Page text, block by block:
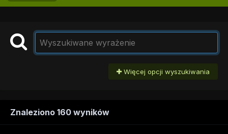
Więcej opcji wyszukiwania
Znaleziono 160 wyników